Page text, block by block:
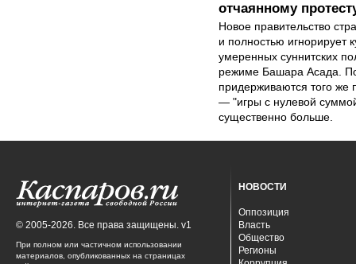
отчаянному
Новое правительство
и полностью игнорирует
умеренных суннитских
режиме Башара Асада.
придерживаются того же
— "игры с нулевой
существенно больше.
© 2005-2026. Все права защищены. v1
При полном или частичном использовании
материалов, опубликованных на страницах
НОВОСТИ
Оппозиция
Власть
Общество
Регионы